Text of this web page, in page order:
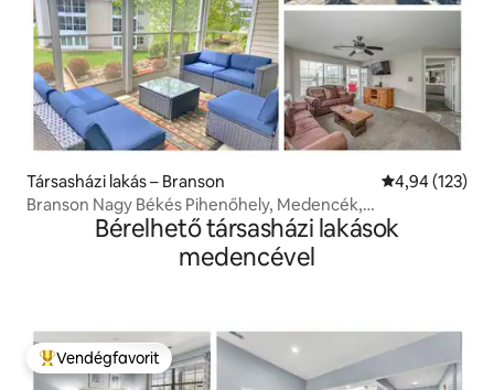
Társasházi lakás – Branson Átlagos
4,94 (123)
Branson Nagy Békés Pihenőhely, Medencék,
Pezsgőfürdő!Bérelhető társasházi lakások
medencével
Kiemelt vendégfavorit
Vendégfavorit